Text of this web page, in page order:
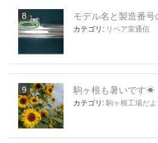
モデル名と製造番号
カテゴリ: リペア室通信
駒ヶ根も暑いです☀
カテゴリ: 駒ヶ根工場だよ